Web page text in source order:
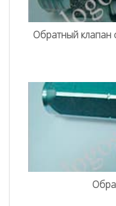
Обратный клапан